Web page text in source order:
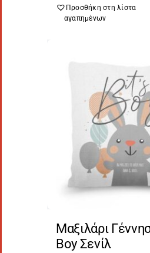
Προσθήκη στη λίστα
αγαπημένων
Μαξιλάρι
Boy Σενίλ